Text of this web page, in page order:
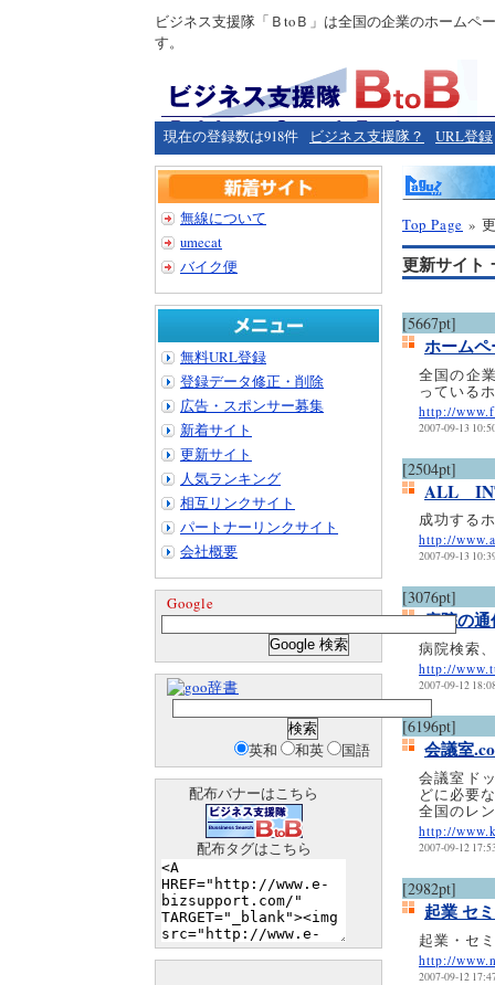
ビジネス支援隊「ＢtoＢ」は全国の企業のホームペ
す。
現在の登録数は918件 ビジネス支援隊？ URL登録
Top Page »
更新サイト
[5667pt]
ホーム
全国の企
っている
http://
2007-09-13
[2504pt]
ALL
成功する
http://
2007-09-13
[3076pt]
病院の
病院検索
http://
2007-09-12
[6196pt]
会議室
会議室ド
どに必要
全国のレ
http://
2007-09-12
[2982pt]
起業 セ
起業・セ
http://
2007-09-12
無線について
umecat
バイク便
無料URL登録
登録データ修正・削除
広告・スポンサー募集
新着サイト
更新サイト
人気ランキング
相互リンクサイト
パートナーリンクサイト
会社概要
Google
辞書
英和 和英 国語
配布バナーはこちら
配布タグはこちら